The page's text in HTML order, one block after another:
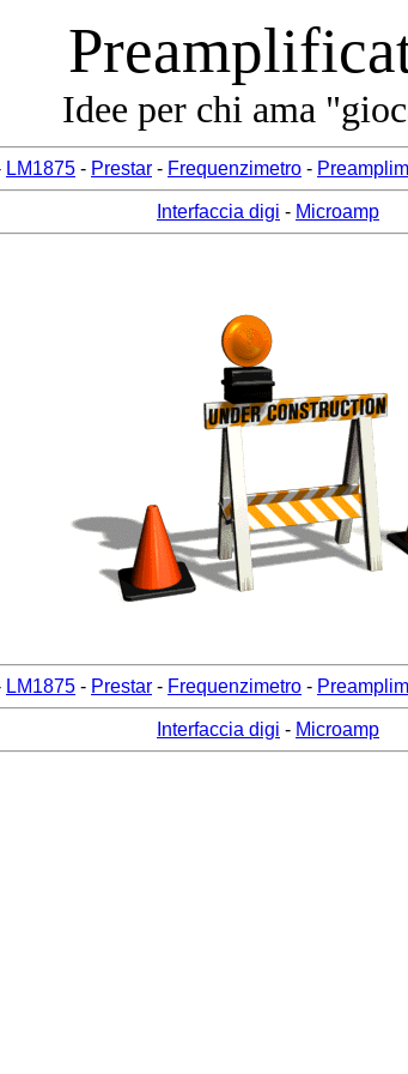
Idee per chi ama
LM1875 - Prestar - Frequenzimetro -
Interfaccia digi - Microamp
LM1875 - Prestar - Frequenzimetro -
Interfaccia digi - Microamp